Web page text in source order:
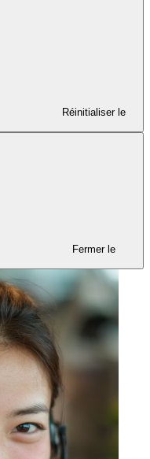
Réinitialiser le
Fermer le